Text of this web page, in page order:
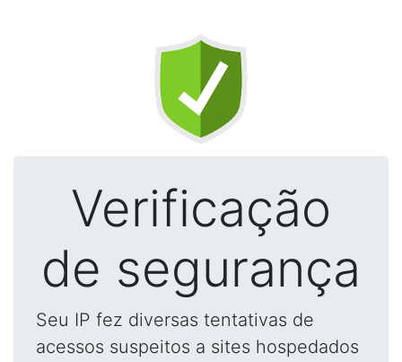
Verificação
de segurança
Seu IP fez diversas tentativas de
acessos suspeitos a sites hospedados